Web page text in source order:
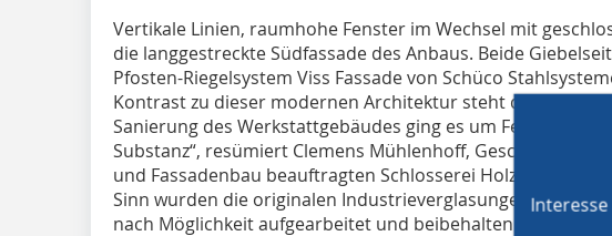
Vertikale Linien, raumhohe Fenster im Wechsel mit
die langgestreckte Südfassade des Anbaus. Beide
Pfosten-Riegelsystem Viss Fassade von Schüco
Kontrast zu dieser modernen Architektur steht der
Sanierung des Werkstattgebäudes ging es um Feinsinn im
Substanz“, resümiert Clemens Mühlenhoff,
und Fassadenbau beauftragten Schlosserei Holz + Stahl aus
Sinn wurden die originalen Industrieverglasungen aus
nach Möglichkeit aufgearbeitet und beibehalten. Als